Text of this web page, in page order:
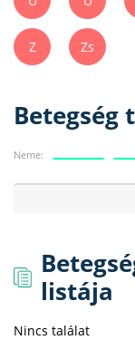
Z Zs
Betegség
Neme:
listája
Nincs találat